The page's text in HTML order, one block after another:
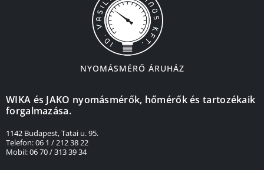
NYOMÁSMÉRŐ ÁRUHÁZ
WIKA és JAKO nyomásmérők, hőmérők és tartozékaik
forgalmazása.
1142 Budapest, Tatai u. 95.
Telefon: 06 1 / 212 38 22
Mobil: 06 70 / 313 39 34